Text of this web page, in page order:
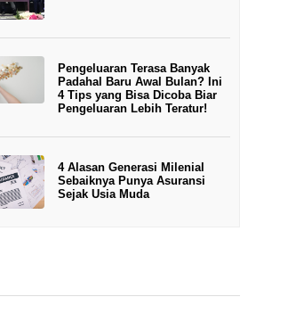
Pengeluaran Terasa Banyak
Padahal Baru Awal Bulan? Ini
4 Tips yang Bisa Dicoba Biar
Pengeluaran Lebih Teratur!
4 Alasan Generasi Milenial
Sebaiknya Punya Asuransi
Sejak Usia Muda